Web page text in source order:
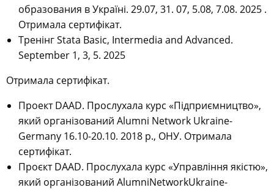
образования в Україні. 29.07, 31. 07, 5.08, 7.08. 2025 .
Отримала сертифікат.
Тренінг Stata Basic, Intermedia and Advanced.
September 1, 3, 5. 2025
Отримала сертифікат.
Проект DAAD. Прослухала курс «Підприємництво»,
який організований Alumni Network Ukraine-
Germany 16.10-20.10. 2018 р., ОНУ. Отримала
сертифікат.
Проєкт DAAD. Прослухала курс «Управління якістю»,
який організований AlumniNetworkUkraine-